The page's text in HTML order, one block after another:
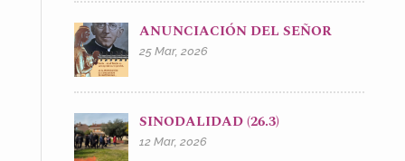
ANUNCIACIÓN DEL SEÑOR
25 Mar, 2026
SINODALIDAD (26.3)
12 Mar, 2026